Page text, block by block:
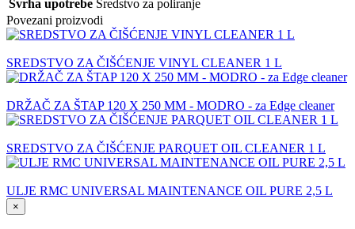
Svrha upotrebe Sredstvo za poliranje
Povezani proizvodi
SREDSTVO ZA ČIŠĆENJE VINYL CLEANER 1 L
DRŽAČ ZA ŠTAP 120 X 250 MM - MODRO - za Edge cleaner
SREDSTVO ZA ČIŠĆENJE PARQUET OIL CLEANER 1 L
ULJE RMC UNIVERSAL MAINTENANCE OIL PURE 2,5 L
×